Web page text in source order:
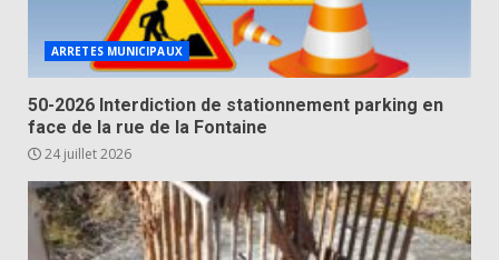
ARRETES MUNICIPAUX
50-2026 Interdiction de stationnement parking en
face de la rue de la Fontaine
24 juillet 2026